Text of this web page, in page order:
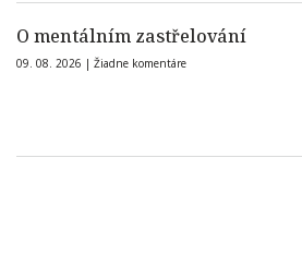
O mentálním zastřelování
09. 08. 2026 | Žiadne komentáre